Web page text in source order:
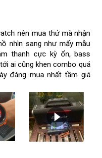
nên mua thử mà nhận
nhìn sang như mấy mẫu
thanh cực kỳ ổn, bass
ai cũng khen combo quá
đáng mua nhất tầm giá